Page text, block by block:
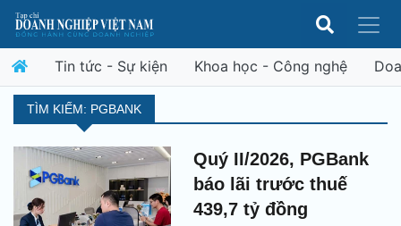
Tin tức - Sự kiện Khoa học - Công nghệ
TÌM KIẾM: PGBANK
Quý II/2026, PGBank
báo lãi trước thuế
439,7 tỷ đồng